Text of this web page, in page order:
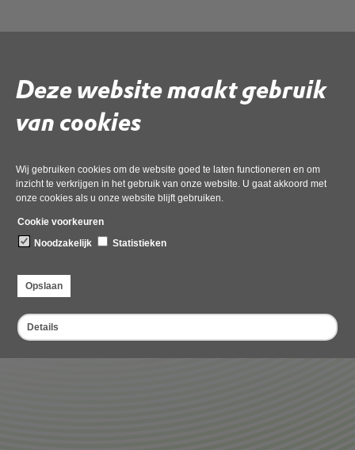
Deze website maakt gebruik
van cookies
Wij gebruiken cookies om de website goed te laten functioneren en om
inzicht te verkrijgen in het gebruik van onze website. U gaat akkoord met
onze cookies als u onze website blijft gebruiken.
Cookie voorkeuren
Noodzakelijk
Statistieken
Opslaan
Details
16 maart 2023,pdf , 93kB
3d1 DB-besluit Gemotiveerde reactie op standpunten
3d ODNHN Kadernota 2024 25112022 met kenmerk
16 maart 2023,pdf, 248kB
, 3MB